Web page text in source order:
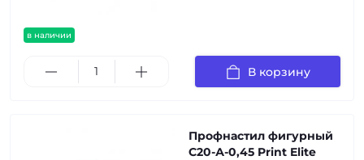
в наличии
В корзину
Профнастил фигурный
С20-А-0,45 Print Elite